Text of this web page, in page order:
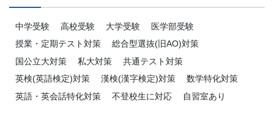
中学受験 高校受験 大学受験
医学部受験
授業・定期テスト対策
総合型選抜(旧AO)対策
国公立大対策
私大対策
共通テスト対策
英検(英語検定)対策
漢検(漢字検定)対策
数学特化対策
英語・英会話特化対策
不登校生に対応 自習室あり